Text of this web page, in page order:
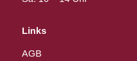
Links
AGB